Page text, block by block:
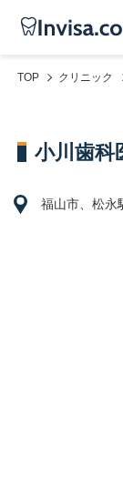
TOP クリニック
小川歯科
福山市、松永